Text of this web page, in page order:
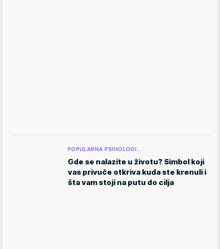
POPULARNA PSIHOLOGI…
Gde se nalazite u životu? Simbol koji
vas privuče otkriva kuda ste krenuli i
šta vam stoji na putu do cilja